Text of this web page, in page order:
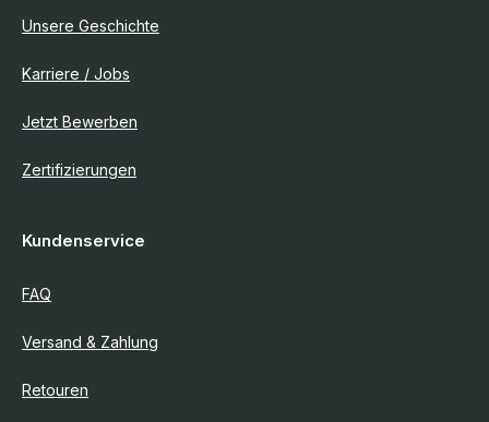
Unsere Geschichte
Karriere / Jobs
Jetzt Bewerben
Zertifizierungen
Kundenservice
FAQ
Versand & Zahlung
Retouren